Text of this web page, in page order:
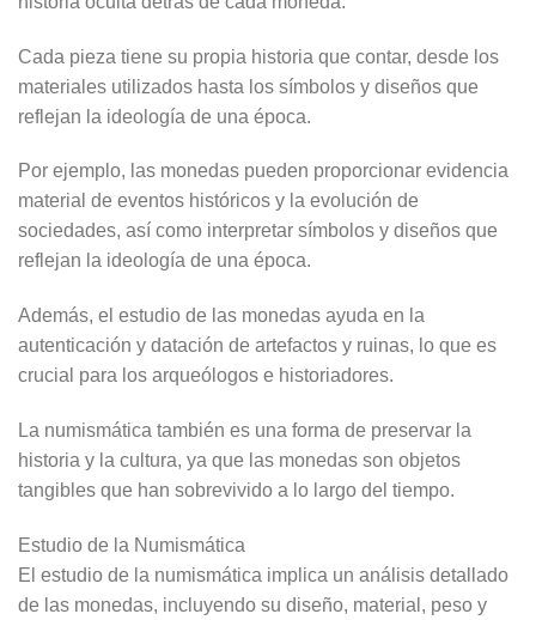
Cada pieza tiene su propia historia que contar, desde los
materiales utilizados hasta los símbolos y diseños que
reflejan la ideología de una época.
Por ejemplo, las monedas pueden proporcionar evidencia
material de eventos históricos y la evolución de
sociedades, así como interpretar símbolos y diseños que
reflejan la ideología de una época.
Además, el estudio de las monedas ayuda en la
autenticación y datación de artefactos y ruinas, lo que es
crucial para los arqueólogos e historiadores.
La numismática también es una forma de preservar la
historia y la cultura, ya que las monedas son objetos
tangibles que han sobrevivido a lo largo del tiempo.
Estudio de la Numismática
El estudio de la numismática implica un análisis detallado
de las monedas, incluyendo su diseño, material, peso y